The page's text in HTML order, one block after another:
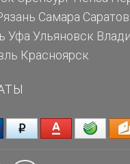
Самара Саратов
Уфа Ульяновск
Красноярск